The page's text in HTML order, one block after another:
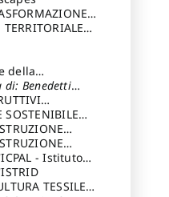
a
A.
AMBIENTALE
della
di: Benedetti
a cura di:
SOSTENIBILE
- Istituto
e la
patrimonio
TESSILEa